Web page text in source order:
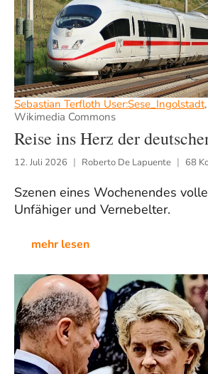
Sebastian Terfloth User:Sese_Ingolstadt,
Wikimedia Commons
Reise ins Herz der
12. Juli 2026 Roberto De Lapuente 68
Szenen eines Wochenendes
Unfähiger und Vernebelter.
mehr lesen